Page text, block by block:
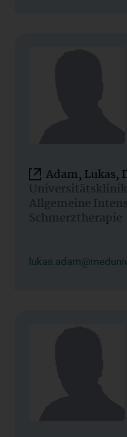
Adam, Lukas,
Allgemeine
Schmerztherapie